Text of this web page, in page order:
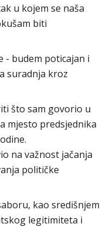
u kojem se naša
biti
- budem poticajan i
suradnja kroz
što sam govorio u
mjesto predsjednika
na važnost jačanja
političke
kao središnjem
legitimiteta i